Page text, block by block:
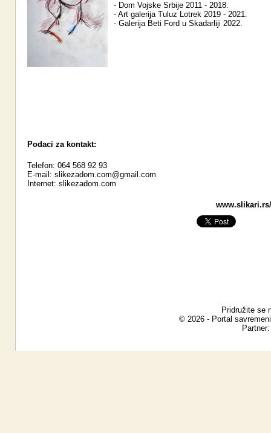
- Dom Vojske Srbije 2011 - 2018.
- Art galerija Tuluz Lotrek 2019 - 2021.
- Galerija Beti Ford u Skadarliji 2022.
Podaci za kontakt:
Telefon: 064 568 92 93
E-mail: slikezadom.com@gmail.com
Internet: slikezadom.com
Pridružite se
© 2026 - Portal